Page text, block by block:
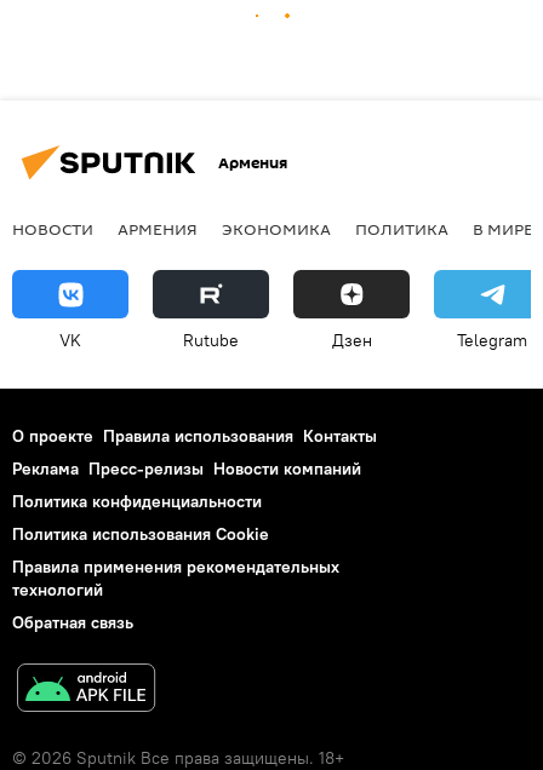
Армения
НОВОСТИ АРМЕНИЯ ЭКОНОМИКА ПОЛИТИКА В МИРЕ
VK Rutube Дзен Telegram
О проекте Правила использования Контакты
Реклама Пресс-релизы Новости компаний
Политика конфиденциальности
Политика использования Cookie
Правила применения рекомендательных
технологий
Обратная связь
© 2026 Sputnik Все права защищены. 18+